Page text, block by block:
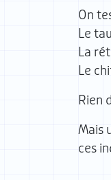
On
Le
La
Le
Rien
Mais
ces